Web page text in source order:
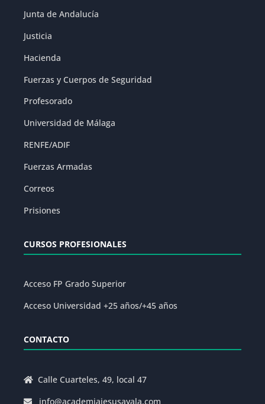
Junta de Andalucía
Justicia
Hacienda
Fuerzas y Cuerpos de Seguridad
Profesorado
Universidad de Málaga
RENFE/ADIF
Fuerzas Armadas
Correos
Prisiones
CURSOS PROFESIONALES
Acceso FP Grado Superior
Acceso Universidad +25 años/+45 años
CONTACTO
Calle Cuarteles, 49, local 47
info@academiajesusayala.com